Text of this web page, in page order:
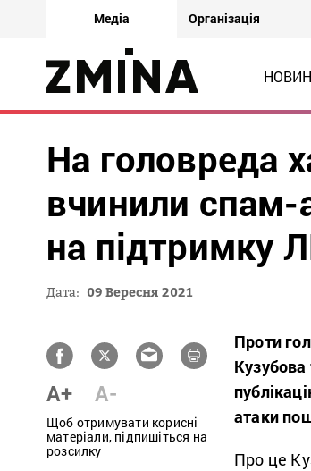
Медіа Організація
На головреда
вчинили спам-
на підтримку
Дата: 09 Вересня 2021
A+ A-
Щоб отримувати корисні
матеріали, підпишіться на
розсилку
Проти
атаки
Про це